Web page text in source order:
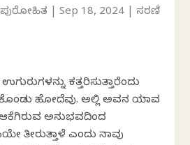
ಪುರೋಹಿತ |Sep 18, 2024 |ಸರಣಿ
ಕತ್ತರಿಸುತ್ತಾರೆಂದು
ಹೋದೆವು. ಅಲ್ಲಿ ಅವನ ಯಾವ
ಅನುಭವದಿಂದ
ತೀರುತ್ತಾಳೆ ಎಂದು ನಾವು